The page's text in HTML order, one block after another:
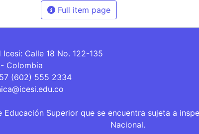
Full item page
Icesi: Calle 18 No. 122-135
Colombia
(602) 555 2334
Superior que se encuentra sujeta a
Nacional.